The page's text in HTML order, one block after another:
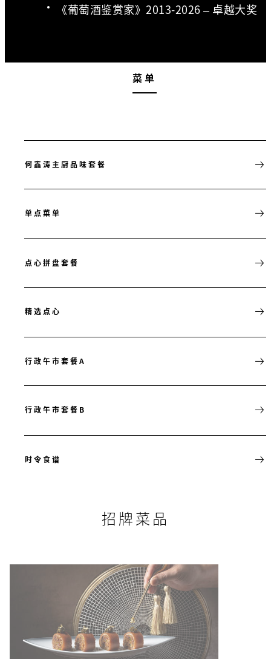
《葡萄酒鉴赏家》2013-2026 – 卓越大奖
菜单
何鑫涛主厨品味套餐
单点菜单
点心拼盘套餐
精选点心
行政午市套餐A
行政午市套餐B
时令食谱
招牌菜品